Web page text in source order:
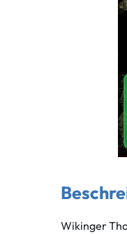
Wikinger